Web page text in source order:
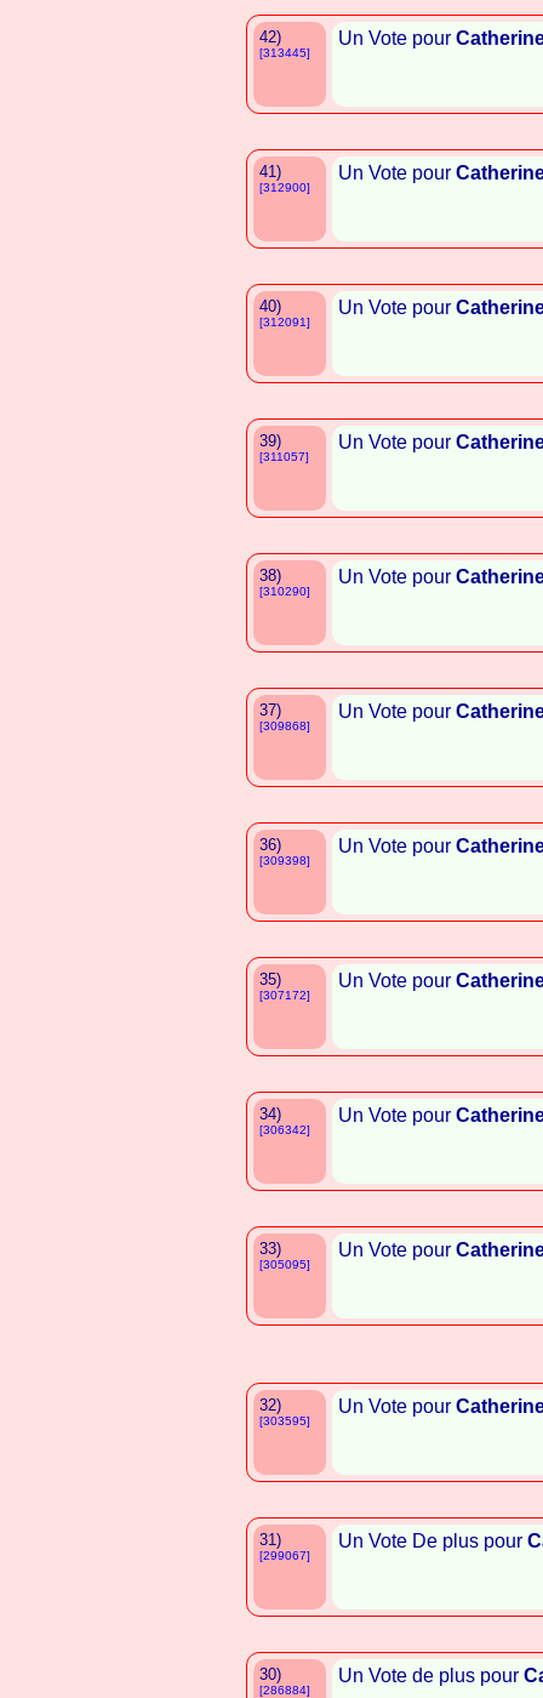
42)
[313445]
Un Vote pour
41)
[312900]
Un Vote pour
40)
[312091]
Un Vote pour
39)
[311057]
Un Vote pour
38)
[310290]
Un Vote pour
37)
[309868]
Un Vote pour
36)
[309398]
Un Vote pour
35)
[307172]
Un Vote pour
34)
[306342]
Un Vote pour
33)
[305095]
Un Vote pour
32)
[303595]
Un Vote pour
31)
[299067]
Un Vote De plus pour
30)
[286884]
Un Vote de plus pour